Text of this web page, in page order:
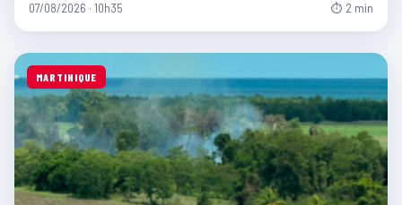
07/08/2026 · 10h35 ⏱ 2 min
MARTINIQUE